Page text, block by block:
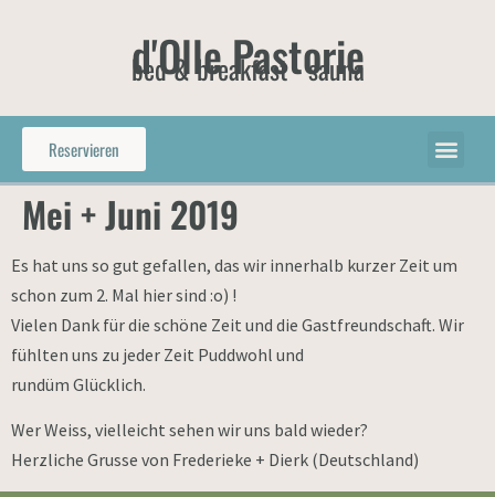
d'Olle Pastorie
bed & breakfast - sauna
Reservieren
Mei + Juni 2019
Es hat uns so gut gefallen, das wir innerhalb kurzer Zeit um
schon zum 2. Mal hier sind :o) !
Vielen Dank für die schöne Zeit und die Gastfreundschaft. Wir
fühlten uns zu jeder Zeit Puddwohl und
rundüm Glücklich.
Wer Weiss, vielleicht sehen wir uns bald wieder?
Herzliche Grusse von Frederieke + Dierk (Deutschland)